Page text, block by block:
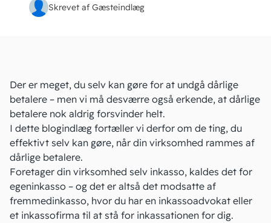
Skrevet af Gæsteindlæg
Der er meget, du selv kan gøre for at undgå dårlige
betalere – men vi må desværre også erkende, at dårlige
betalere nok aldrig forsvinder helt.
I dette blogindlæg fortæller vi derfor om de ting, du
effektivt selv kan gøre, når din virksomhed rammes af
dårlige betalere.
Foretager din virksomhed selv inkasso, kaldes det for
egeninkasso – og det er altså det modsatte af
fremmedinkasso, hvor du har en inkassoadvokat eller
et inkassofirma til at stå for inkassationen for dig.